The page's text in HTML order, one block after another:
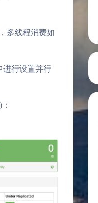
多线程消费如
进行设置并行